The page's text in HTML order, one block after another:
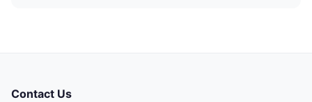
Contact Us